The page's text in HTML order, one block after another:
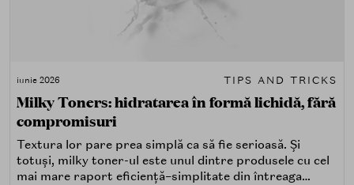
iunie 2026 TIPS AND TRICKS
Milky Toners: hidratarea în formă lichidă, fără
compromisuri
Textura lor pare prea simplă ca să fie serioasă. Și
totuși, milky toner-ul este unul dintre produsele cu cel
mai mare raport eficiență–simplitate din întreaga